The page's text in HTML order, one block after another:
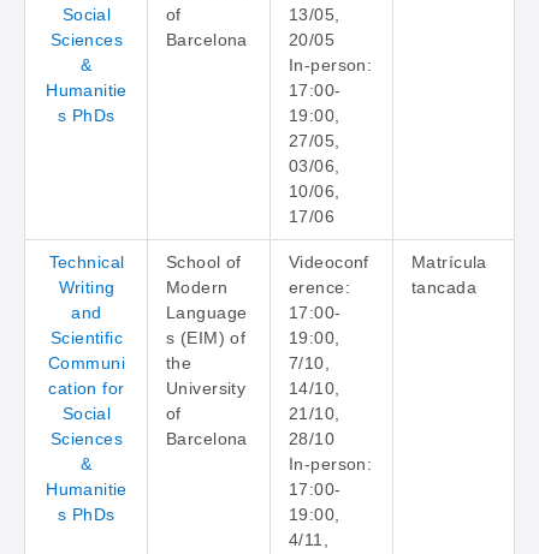
Social
Sciences
&
Humanitie
s PhDs
of
Barcelona
13/05,
20/05
In-person:
17:00-
19:00,
27/05,
03/06,
10/06,
17/06
Technical
Writing
and
Scientific
Communi
cation for
Social
Sciences
&
Humanitie
s PhDs
School of
Modern
Language
s (EIM) of
the
University
of
Barcelona
Videoconf
erence:
17:00-
19:00,
7/10,
14/10,
21/10,
28/10
In-person:
17:00-
19:00,
4/11,
Matrícula
tancada